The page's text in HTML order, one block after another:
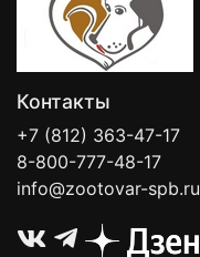
Контакты
+7 (812) 363-47-17
8-800-777-48-17
info@zootovar-spb.ru